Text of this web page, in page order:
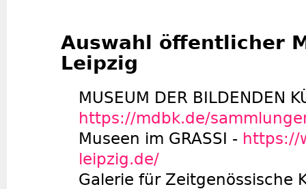
Auswahl öffentlicher
Leipzig
MUSEUM DER BILDENDEN
https://mdbk.de/
Museen im GRASSI - https://
leipzig.de/
Galerie für Zeitgenössische